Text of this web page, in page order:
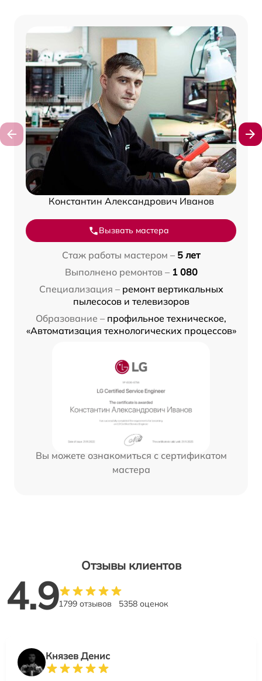
Константин Александрович Иванов
Вызвать мастера
Стаж работы мастером – 5 лет
Выполнено ремонтов – 1 080
Специализация – ремонт вертикальных
пылесосов и телевизоров
Образование – профильное техническое,
«Автоматизация технологических процессов»
Вы можете ознакомиться с сертификатом
мастера
Отзывы клиентов
4.91799 отзывов 5358 оценок
Князев Денис